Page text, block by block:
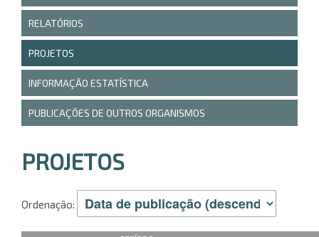
RELATÓRIOS
PROJETOS
INFORMAÇÃO ESTATÍSTICA
PUBLICAÇÕES DE OUTROS ORGANISMOS
PROJETOS
Ordenação: